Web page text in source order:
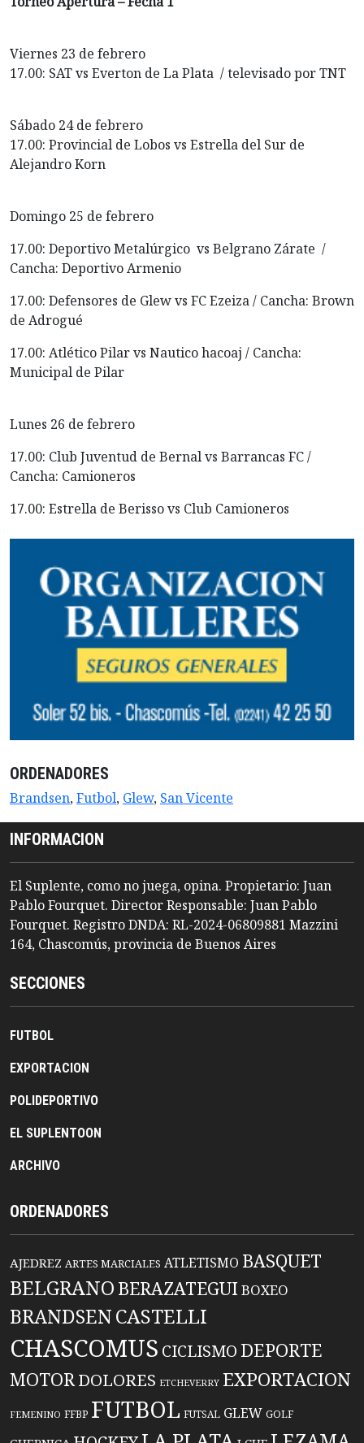
Viernes 23 de febrero
17.00: SAT vs Everton de La Plata / televisado por TNT
Sábado 24 de febrero
17.00: Provincial de Lobos vs Estrella del Sur de
Alejandro Korn
Domingo 25 de febrero
17.00: Deportivo Metalúrgico vs Belgrano Zárate /
Cancha: Deportivo Armenio
17.00: Defensores de Glew vs FC Ezeiza / Cancha: Brown
de Adrogué
17.00: Atlético Pilar vs Nautico hacoaj / Cancha:
Municipal de Pilar
Lunes 26 de febrero
17.00: Club Juventud de Bernal vs Barrancas FC /
Cancha: Camioneros
17.00: Estrella de Berisso vs Club Camioneros
ORDENADORES
Brandsen,Futbol, Glew, San Vicente
INFORMACION
El Suplente, como no juega, opina. Propietario: Juan
Pablo Fourquet. Director Responsable: Juan Pablo
Fourquet. Registro DNDA: RL-2024-06809881 Mazzini
164, Chascomús, provincia de Buenos Aires
SECCIONES
FUTBOL
EXPORTACION
POLIDEPORTIVO
EL SUPLENTOON
ARCHIVO
ORDENADORES
AJEDREZ ARTES MARCIALES ATLETISMO BASQUET
BELGRANO BERAZATEGUIBOXEO
BRANDSENCASTELLI
CHASCOMUS CICLISMO DEPORTE
MOTORDOLORES ETCHEVERRY EXPORTACION
FEMENINO FFBP FUTBOL FUTSAL GLEW GOLF